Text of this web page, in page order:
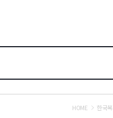
HOME 한국